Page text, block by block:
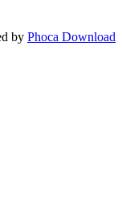
by Phoca Download